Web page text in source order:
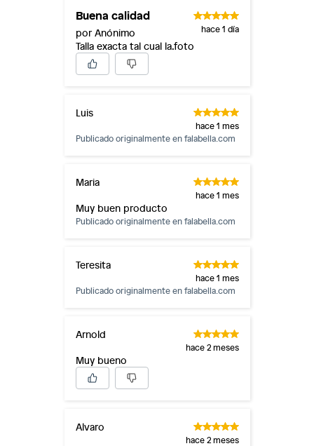
Buena calidad
por Anónimo hace 1 día
Talla exacta tal cual la.foto
Luis
hace 1 mes
Publicado originalmente enfalabella.com
Maria
hace 1 mes
Muy buen producto
Publicado originalmente enfalabella.com
Teresita
hace 1 mes
Publicado originalmente enfalabella.com
Arnold
hace 2 meses
Muy bueno
Alvaro
hace 2 meses